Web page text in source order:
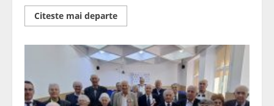
Citeste mai departeRead
more
de
sărbătoare
la
Petroșani:
Liceenii
au
defilat